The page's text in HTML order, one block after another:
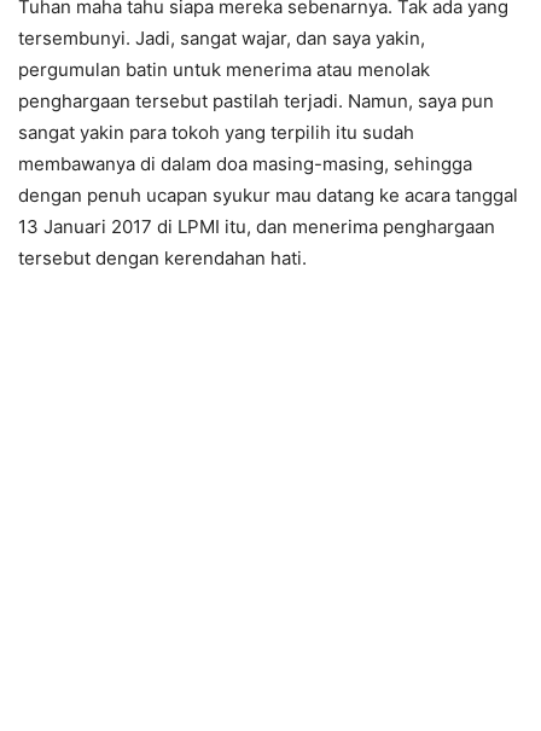
Tuhan maha tahu siapa mereka sebenarnya. Tak ada yang
tersembunyi. Jadi, sangat wajar, dan saya yakin,
pergumulan batin untuk menerima atau menolak
penghargaan tersebut pastilah terjadi. Namun, saya pun
sangat yakin para tokoh yang terpilih itu sudah
membawanya di dalam doa masing-masing, sehingga
dengan penuh ucapan syukur mau datang ke acara tanggal
13 Januari 2017 di LPMI itu, dan menerima penghargaan
tersebut dengan kerendahan hati.